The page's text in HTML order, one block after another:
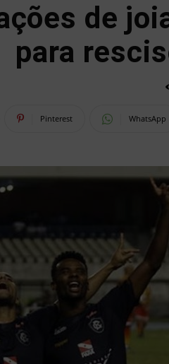
de
para
Pinterest WhatsApp